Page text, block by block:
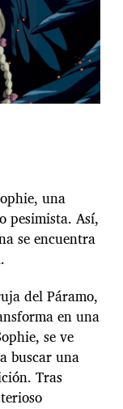
una
pesimista. Así,
se encuentra
del Páramo,
en una
se ve
buscar una
Tras